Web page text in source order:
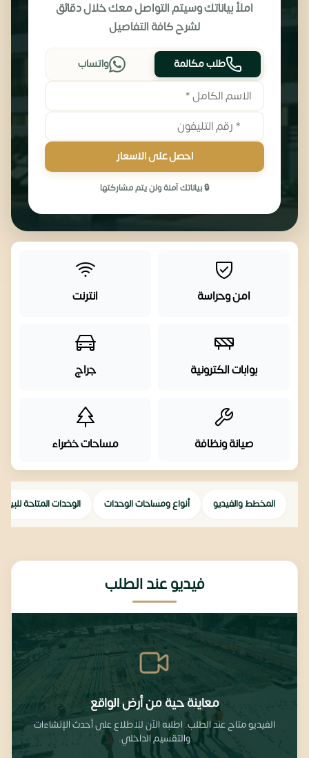
املأ بياناتك وسيتم التواصل معك خلال دقائق
لشرح كافة التفاصيل
طلب مكالمة واتساب
احصل على الاسعار
🔒 بياناتك آمنة ولن يتم مشاركتها
امن وحراسة انترنت
بوابات الكترونية جراج
صيانة ونظافة مساحات خضراء
المخطط والفيديو أنواع ومساحات الوحدات الوحدات المتاحة للبيع
فيديو عند الطلب
معاينة حية من أرض الواقع
الفيديو متاح عند الطلب. اطلبه الآن للاطلاع على أحدث الإنشاءات
والتقسيم الداخلي.